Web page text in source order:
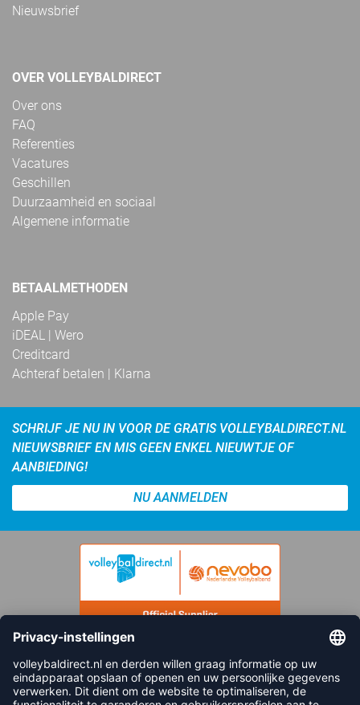
Nieuwsbrief
OVER VOLLEYBALDIRECT
Over ons
FAQ
Referenties
Vacatures
Geschillen
Duurzaamheid en sociaal
Algemene informatie
BETAALMETHODEN
Apple Pay
iDEAL | Wero
Creditcard
Achteraf betalen | Klarna
SCHRIJF JE NU IN VOOR DE GRATIS VOLLEYBALDIRECT.NL
NIEUWSBRIEF EN MIS GEEN ENKEL NIEUWTJE OF
AANBIEDING!
NU AANMELDEN